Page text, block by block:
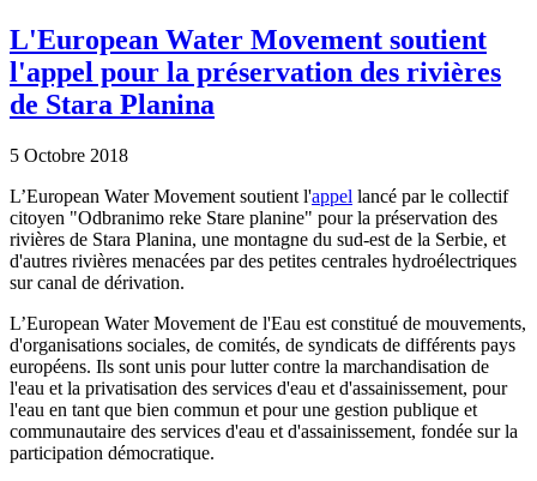
L'European Water Movement soutient
l'appel pour la préservation des rivières
de Stara Planina
5 Octobre 2018
L’European Water Movement soutient l'appel lancé par le collectif
citoyen "Odbranimo reke Stare planine" pour la préservation des
rivières de Stara Planina, une montagne du sud-est de la Serbie, et
d'autres rivières menacées par des petites centrales hydroélectriques
sur canal de dérivation.
L’European Water Movement de l'Eau est constitué de mouvements,
d'organisations sociales, de comités, de syndicats de différents pays
européens. Ils sont unis pour lutter contre la marchandisation de
l'eau et la privatisation des services d'eau et d'assainissement, pour
l'eau en tant que bien commun et pour une gestion publique et
communautaire des services d'eau et d'assainissement, fondée sur la
participation démocratique.